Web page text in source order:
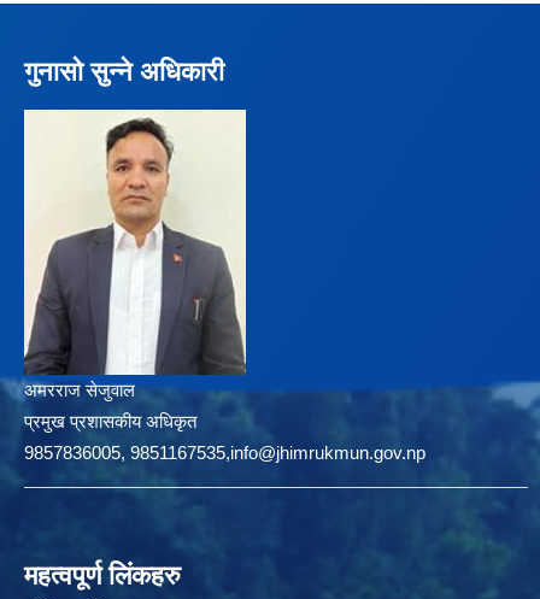
गुनासो सुन्ने अधिकारी
अमरराज सेजुवाल
प्रमुख प्रशासकीय अधिकृत
9857836005, 9851167535,info@jhimrukmun.gov.np
महत्वपूर्ण लिंकहरु